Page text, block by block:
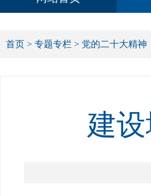
首页 > 专题专栏 > 党的二十大精神
建